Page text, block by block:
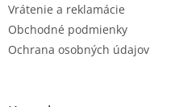
Vrátenie a reklamácie
Obchodné podmienky
Ochrana osobných údajov